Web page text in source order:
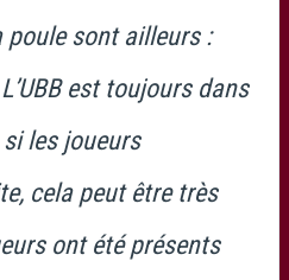
poule sont ailleurs :
est toujours dans
les joueurs
cela peut être très
ont été présents